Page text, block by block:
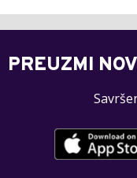
PREUZMI